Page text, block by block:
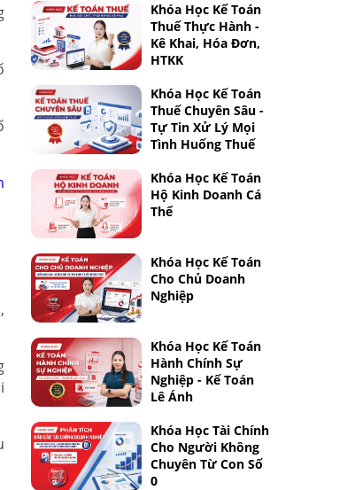
Khóa Học Kế Toán
Thuế Thực Hành -
Kê Khai, Hóa Đơn,
HTKK
Khóa Học Kế Toán
Thuế Chuyên Sâu -
Tự Tin Xử Lý Mọi
Tình Huống Thuế
Khóa Học Kế Toán
Hộ Kinh Doanh Cá
Thể
Khóa Học Kế Toán
Cho Chủ Doanh
Nghiệp
Khóa Học Kế Toán
Hành Chính Sự
Nghiệp - Kế Toán
Lê Ánh
Khóa Học Tài Chính
Cho Người Không
Chuyên Từ Con Số
0